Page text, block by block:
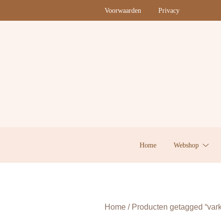
Voorwaarden Privacy
Home Webshop
Home / Producten getagged